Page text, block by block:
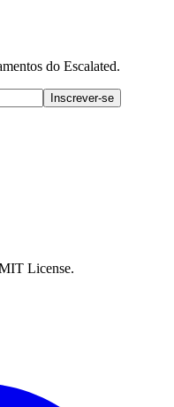
do Escalated.
Inscrever-se
License.